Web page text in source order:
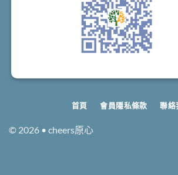
© 2026 • cheers原心
首頁 會員隱私條款 聯絡